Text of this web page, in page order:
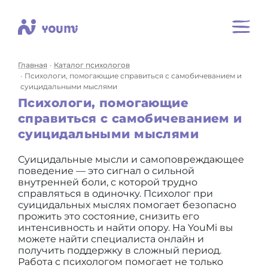
Главная
Каталог психологов
Психологи, помогающие справиться с самобичеванием и
суицидальными мыслями
Психологи, помогающие
справиться с самобичеванием и
суицидальными мыслями
Суицидальные мысли и самоповреждающее
поведение — это сигнал о сильной
внутренней боли, с которой трудно
справляться в одиночку. Психолог при
суицидальных мыслях помогает безопасно
прожить это состояние, снизить его
интенсивность и найти опору. На YouMi вы
можете найти специалиста онлайн и
получить поддержку в сложный период.
Работа с психологом помогает не только